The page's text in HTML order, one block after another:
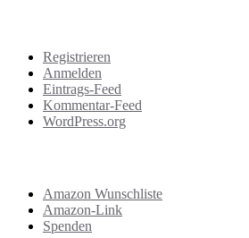
Registrieren
Anmelden
Eintrags-Feed
Kommentar-Feed
WordPress.org
Amazon Wunschliste
Amazon-Link
Spenden